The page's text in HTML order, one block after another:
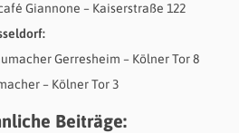
Giannone – Kaiserstraße 122
Gerresheim – Kölner Tor 8
– Kölner Tor 3
Beiträge: